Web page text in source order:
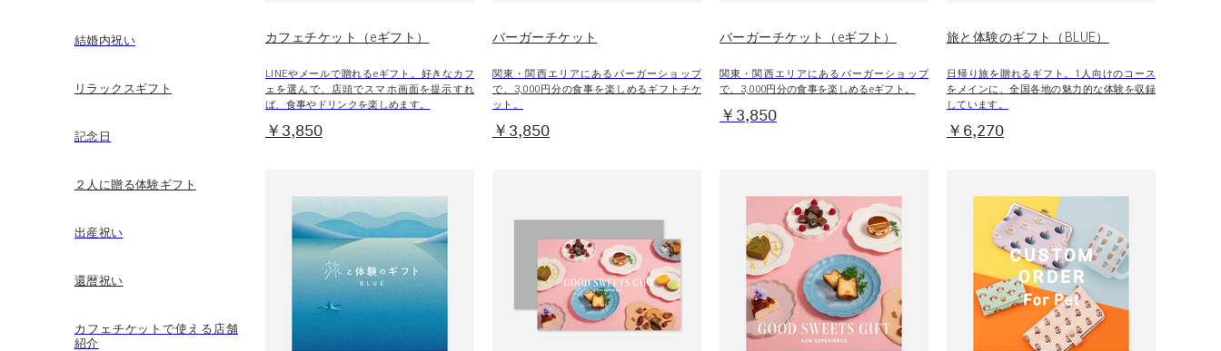
結婚内祝い
リラックスギフト
記念日
２人に贈る体験ギフト
出産祝い
還暦祝い
カフェチケットで使える店舗
紹介
カフェチケット（eギフト）
LINEやメールで贈れるeギフト。好きなカフ
ェを選んで、店頭でスマホ画面を提示すれ
ば、食事やドリンクを楽しめます。
￥3,850
バーガーチケット
関東・関西エリアにあるバーガーショップ
で、3,000円分の食事を楽しめるギフトチケ
ット。
￥3,850
バーガーチケット（eギフト）
関東・関西エリアにあるバーガーショップ
で、3,000円分の食事を楽しめるeギフト。
￥3,850
旅と体験のギフト（BLUE）
日帰り旅を贈れるギフト。1人向けのコース
をメインに、全国各地の魅力的な体験を収録
しています。
￥6,270